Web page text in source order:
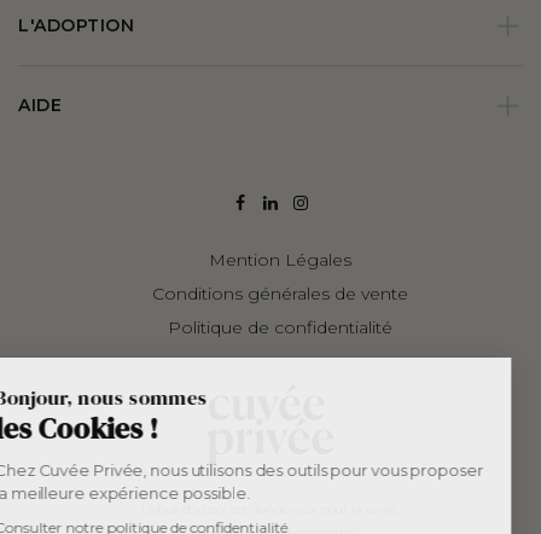
L'ADOPTION
AIDE
Mention Légales
Conditions générales de vente
Politique de confidentialité
Bonjour, nous sommes
les Cookies !
Chez Cuvée Privée, nous utilisons des outils pour vous proposer
la meilleure expérience possible.
Consulter notre politique de confidentialité